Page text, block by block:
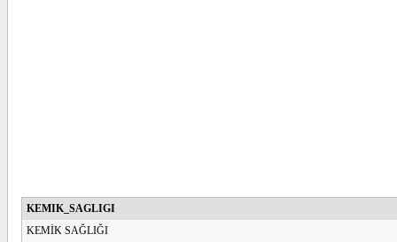
KEMIK_SAGLIGI
KEMİK SAĞLIĞI